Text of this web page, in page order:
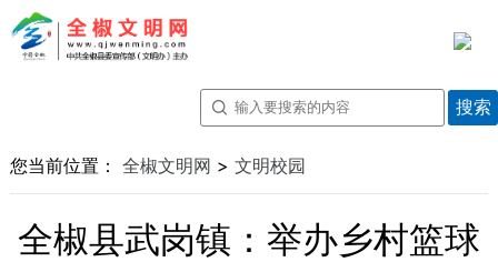
您当前位置： 全椒文明网 > 文明校园
全椒县武岗镇：举办乡村篮球